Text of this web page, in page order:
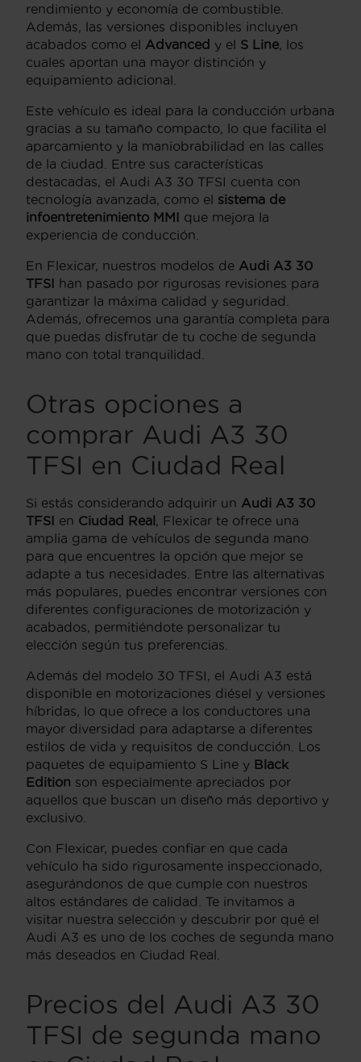
rendimiento y economía de combustible.
Además, las versiones disponibles incluyen
acabados como el Advanced y el S Line, los
cuales aportan una mayor distinción y
equipamiento adicional.
Este vehículo es ideal para la conducción urbana
gracias a su tamaño compacto, lo que facilita el
aparcamiento y la maniobrabilidad en las calles
de la ciudad. Entre sus características
destacadas, el Audi A3 30 TFSI cuenta con
tecnología avanzada, como el sistema de
infoentretenimiento MMI
que mejora la
experiencia de conducción.
En Flexicar, nuestros modelos de Audi A3 30
TFSI
han pasado por rigurosas revisiones para
garantizar la máxima calidad y seguridad.
Además, ofrecemos una garantía completa para
que puedas disfrutar de tu coche de segunda
mano con total tranquilidad.
Otras opciones a
comprar Audi A3 30
TFSI en Ciudad Real
Si estás considerando adquirir un Audi A3 30
TFSI
en Ciudad Real , Flexicar te ofrece una
amplia gama de vehículos de segunda mano
para que encuentres la opción que mejor se
adapte a tus necesidades. Entre las alternativas
más populares, puedes encontrar versiones con
diferentes configuraciones de motorización y
acabados, permitiéndote personalizar tu
elección según tus preferencias.
Además del modelo 30 TFSI, el Audi A3 está
disponible en motorizaciones diésel y versiones
híbridas, lo que ofrece a los conductores una
mayor diversidad para adaptarse a diferentes
estilos de vida y requisitos de conducción. Los
paquetes de equipamiento S Line y Black
Edition son especialmente apreciados por
aquellos que buscan un diseño más deportivo y
exclusivo.
Con Flexicar, puedes confiar en que cada
vehículo ha sido rigurosamente inspeccionado,
asegurándonos de que cumple con nuestros
altos estándares de calidad. Te invitamos a
visitar nuestra selección y descubrir por qué el
Audi A3 es uno de los coches de segunda mano
más deseados en Ciudad Real.
Precios del Audi A3 30
TFSI de segunda mano